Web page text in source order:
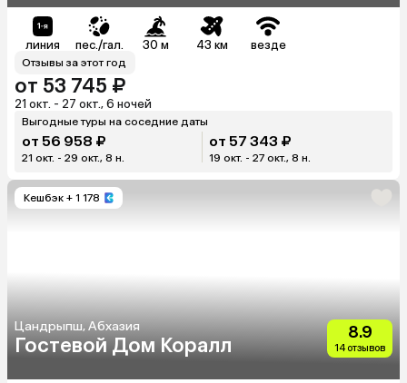
линия пес./гал. 30 м 43 км везде
Отзывы за этот год
от 53 745 ₽
21 окт. - 27 окт., 6 ночей
Выгодные туры на соседние даты
от 56 958 ₽
21 окт. - 29 окт., 8 н.
от 57 343 ₽
19 окт. - 27 окт., 8 н.
Кешбэк + 1 178
Цандрыпш, Абхазия
Гостевой Дом Коралл
8.9
14 отзывов